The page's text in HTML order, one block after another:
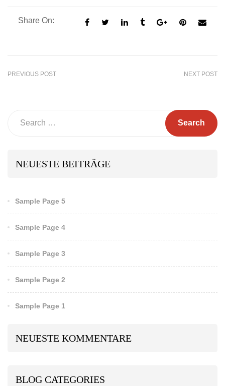
Share On:
PREVIOUS POST NEXT POST
NEUESTE BEITRÄGE
Sample Page 5
Sample Page 4
Sample Page 3
Sample Page 2
Sample Page 1
NEUESTE KOMMENTARE
BLOG CATEGORIES